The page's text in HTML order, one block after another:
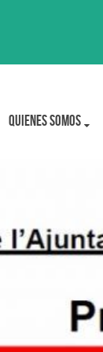
Quienes Somos